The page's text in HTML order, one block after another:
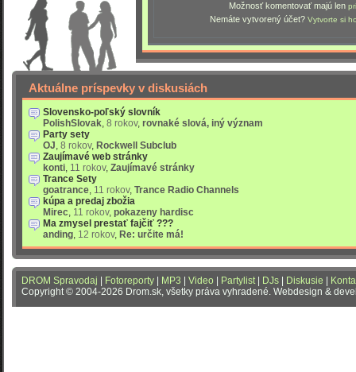
Možnosť komentovať majú len
Nemáte vytvorený účet? Vytvorte si
Aktuálne príspevky v diskusiách
Slovensko-poľský slovník
PolishSlovak, 8 rokov, rovnaké slová, iný význam
Party sety
OJ, 8 rokov, Rockwell Subclub
Zaujímavé web stránky
konti, 11 rokov, Zaujímavé stránky
Trance Sety
goatrance, 11 rokov, Trance Radio Channels
kúpa a predaj zbožia
Mirec, 11 rokov, pokazeny hardisc
Ma zmysel prestať fajčiť ???
anding, 12 rokov, Re: určite má!
DROM Spravodaj Fotoreporty MP3 Video Partylist| DJs Diskusie
Copyright © 2004-2026 Drom.sk, všetky práva vyhradené. Webdesign &